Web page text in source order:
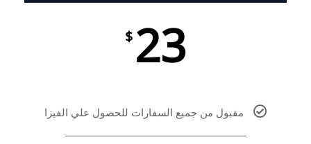
23
$
مقبول من جميع السفارات للحصول علي الفيزا